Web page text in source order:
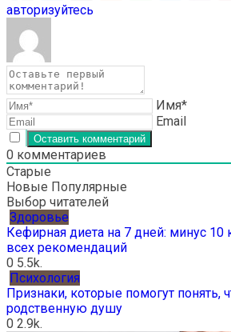
авторизуйтесь
Имя*
Email
0 комментариев
Старые
Новые Популярные
Выбор читателей
Здоровье
Кефирная диета на 7 дней: минус 10
всех рекомендаций
0 5.5k.
Психология
Признаки, которые помогут понять,
родственную душу
0 2.9k.